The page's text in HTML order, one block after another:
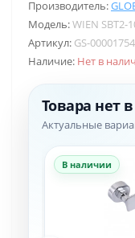
Производитель:
Модель:WIEN SBT2-
Артикул: GS-
Наличие: Нет в
Товара нет
Актуальные
В наличии